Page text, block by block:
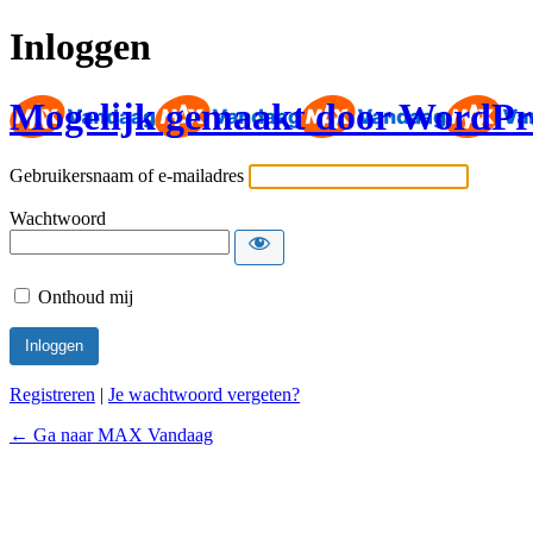
Inloggen
Mogelijk gemaakt door
Gebruikersnaam of e-mailadres
Wachtwoord
Onthoud mij
Registreren | Je wachtwoord vergeten?
← Ga naar MAX Vandaag